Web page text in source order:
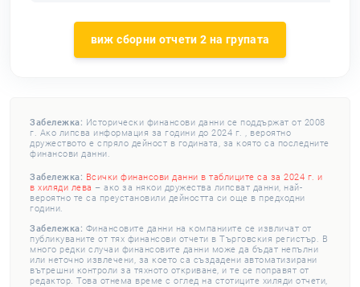
виж сборни отчети 2 на групата
Забележка: Исторически финансови данни се поддържат от 2008
г. Ако липсва информация за години до 2024 г. , вероятно
дружеството е спряло дейност в годината, за която са последните
финансови данни.
Забележка: Всички финансови данни в таблиците са за 2024 г. и
в хиляди лева – ако за някои дружества липсват данни, най-
вероятно те са преустановили дейността си още в предходни
години.
Забележка: Финансовите данни на компаниите се извличат от
публикуваните от тях финансови отчети в Търговския регистър. В
много редки случаи финансовите данни може да бъдат непълни
или неточно извлечени, за което са създадени автоматизирани
вътрешни контроли за тяхното откриване, и те се поправят от
редактор. Това отнема време с оглед на стотиците хиляди отчети,